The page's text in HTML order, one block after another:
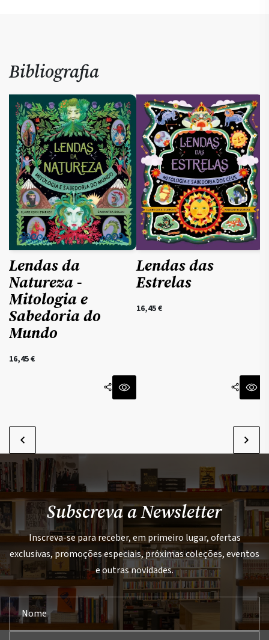
Bibliografia
Lendas da
Natureza -
Mitologia e
Sabedoria do
Mundo
16,45€
Lendas das
Estrelas
16,45€
Subscreva a Newsletter
Inscreva-se para receber, em primeiro lugar, ofertas
exclusivas, promoções especiais, próximas coleções, eventos
e outras novidades.